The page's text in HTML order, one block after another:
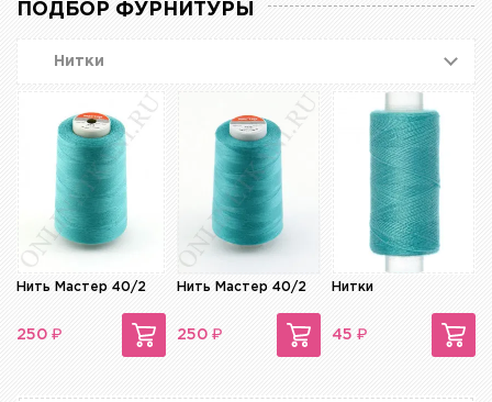
ПОДБОР ФУРНИТУРЫ
Нитки
Нить Мастер 40/2
250 ₽
Нить Мастер 40/2
250 ₽
Нитки
45 ₽